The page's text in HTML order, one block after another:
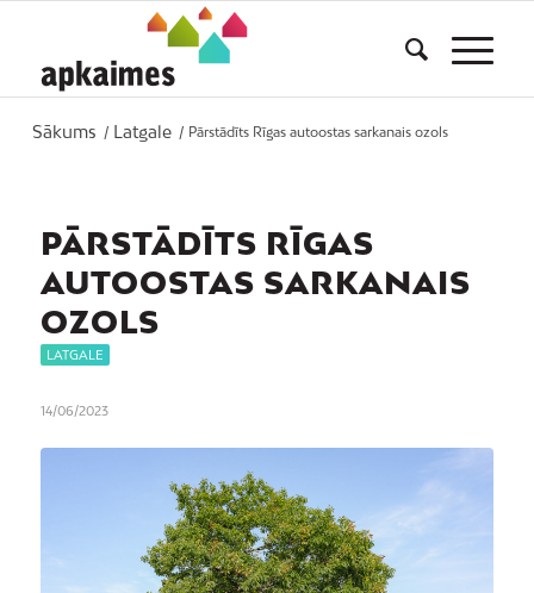
Sākums / Latgale / Pārstādīts Rīgas autoostas sarkanais ozols
PĀRSTĀDĪTS RĪGAS
AUTOOSTAS SARKANAIS
OZOLS
LATGALE
14/06/2023